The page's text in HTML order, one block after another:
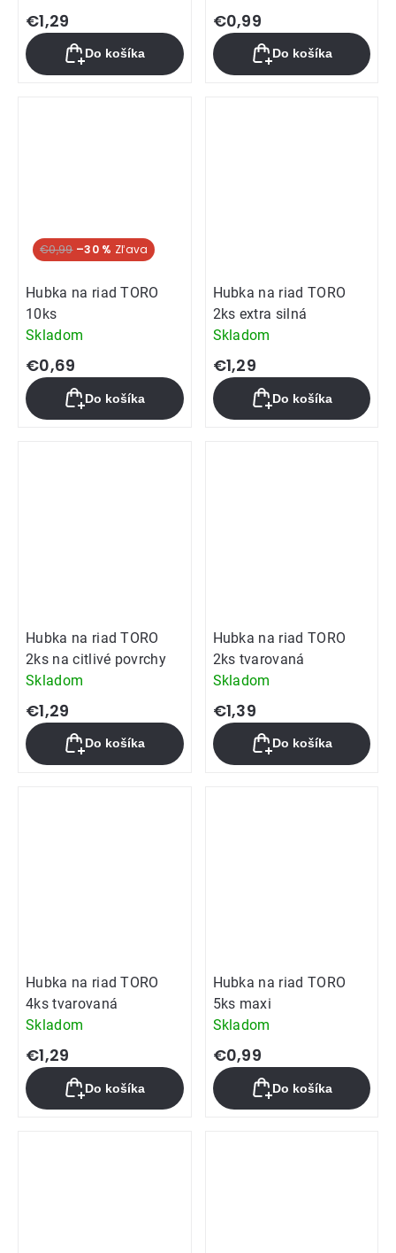
€1,29
Do košíka
€0,99
Do košíka
€0,99 –30 %
Hubka na riad TORO
10ks
Skladom
€0,69
Do košíka
Hubka na riad TORO
2ks extra silná
Skladom
€1,29
Do košíka
Hubka na riad TORO
2ks na citlivé povrchy
Skladom
€1,29
Do košíka
Hubka na riad TORO
2ks tvarovaná
Skladom
€1,39
Do košíka
Hubka na riad TORO
4ks tvarovaná
Skladom
€1,29
Do košíka
Hubka na riad TORO
5ks maxi
Skladom
€0,99
Do košíka